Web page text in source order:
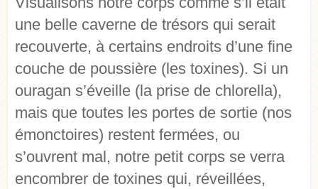
une belle caverne de trésors qui serait
recouverte, à certains endroits d’une fine
couche de poussière (les toxines). Si un
ouragan s’éveille (la prise de chlorella),
mais que toutes les portes de sortie (nos
émonctoires) restent fermées, ou
s’ouvrent mal, notre petit corps se verra
encombrer de toxines qui, réveillées,